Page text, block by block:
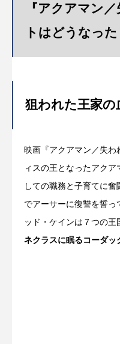
『アクアマン
トはどうなった
狙われた王家の
映画『アクアマン／失わ
ィスの王となったアク
しての職務と子育てに
でアーサーに復讐を誓っ
ッド・ケインは７つの王
ネクラスに眠るコーダッ